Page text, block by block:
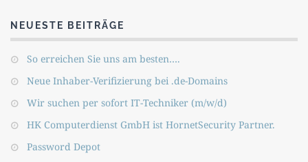
NEUESTE BEITRÄGE
So erreichen Sie uns am besten….
Neue Inhaber-Verifizierung bei .de-Domains
Wir suchen per sofort IT-Techniker (m/w/d)
HK Computerdienst GmbH ist HornetSecurity Partner.
Password Depot